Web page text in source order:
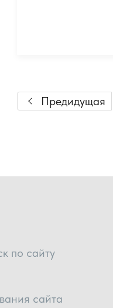
Предидущая
по сайту
сайта